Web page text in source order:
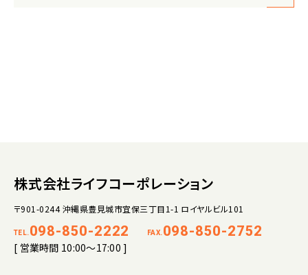
株式会社ライフコーポレーション
〒901-0244 沖縄県豊見城市宜保三丁目1-1 ロイヤルビル101
TEL. 098-850-2222 FAX. 098-850-2752
[ 営業時間 10:00～17:00 ]